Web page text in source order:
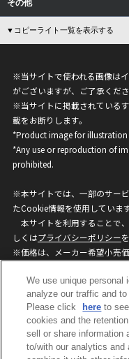
その他
▼コピーライト一覧を表示する
※当サイトで使われる画像は
がございますが、ご了承くださ
※当サイトに掲載されている
載をお断りします。
*Product image for
*Any use or reproduction of
prohibited.
※本サイトでは、一部のサー
たCookie情報を使用しています
本サイトを利用することで
しくはプライバシーポリシー
※価格は、メーカー希望小売価
ざいますのでご了承ください。
privacypolicy
ウェブサイトご利用条件
We use unique
analyze our traffic and
Please click
here to
cookies and the
sell or share information
to/with our analytics and